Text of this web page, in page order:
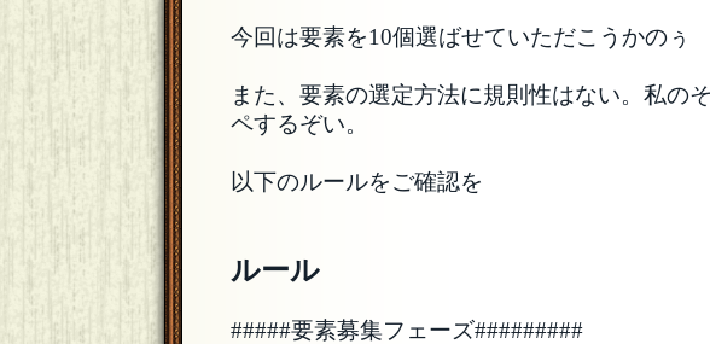
今回は要素を10個選ばせていただこうかのぅ
また、要素の選定方法に規則性はない。私の
ペするぞい。
以下のルールをご確認を
ルール
#####要素募集フェーズ#########